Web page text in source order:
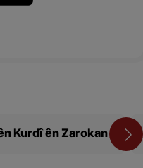
Kurdî ên Zarokan